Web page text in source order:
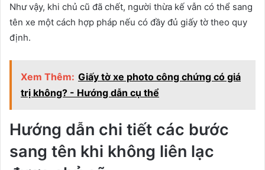
Như vậy, khi chủ cũ đã chết, người thừa kế vẫn có thể sang
tên xe một cách hợp pháp nếu có đầy đủ giấy tờ theo quy
định.
Xem Thêm: Giấy tờ xe photo công chứng có giá
trị không? - Hướng dẫn cụ thể
Hướng dẫn chi tiết các bước
sang tên khi không liên lạc